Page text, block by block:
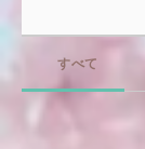
すべて